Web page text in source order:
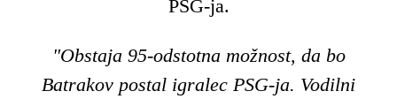
PSG-ja.
"Obstaja 95-odstotna možnost, da bo
Batrakov postal igralec PSG-ja. Vodilni